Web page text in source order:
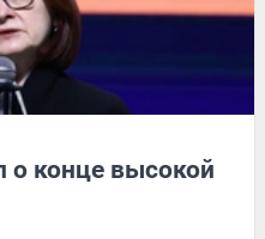
о конце высокой